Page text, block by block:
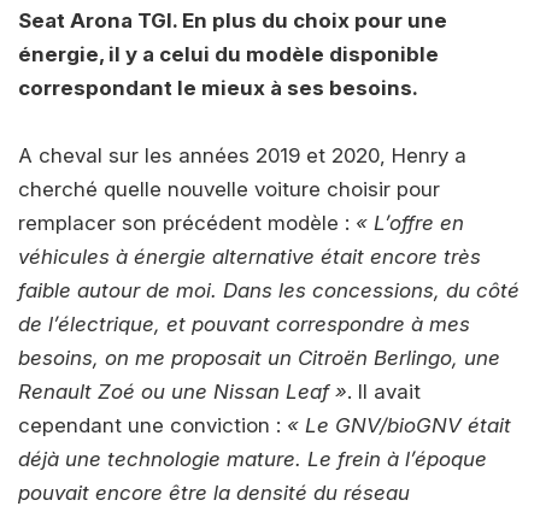
Seat Arona TGI. En plus du choix pour une
énergie, il y a celui du modèle disponible
correspondant le mieux à ses besoins.
A cheval sur les années 2019 et 2020, Henry a
cherché quelle nouvelle voiture choisir pour
remplacer son précédent modèle : « L’offre en
véhicules à énergie alternative était encore très
faible autour de moi. Dans les concessions, du côté
de l’électrique, et pouvant correspondre à mes
besoins, on me proposait un Citroën Berlingo, une
Renault Zoé ou une Nissan Leaf ». Il avait
cependant une conviction : « Le GNV/bioGNV était
déjà une technologie mature. Le frein à l’époque
pouvait encore être la densité du réseau